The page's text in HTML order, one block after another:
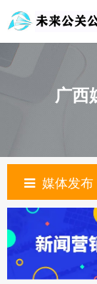
广西
媒体发布